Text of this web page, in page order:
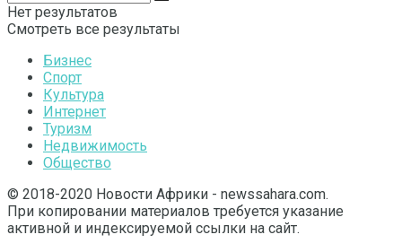
Нет результатов
Смотреть все результаты
Бизнес
Спорт
Культура
Интернет
Туризм
Недвижимость
Общество
© 2018-2020 Новости Африки - newssahara.com.
При копировании материалов требуется указание
активной и индексируемой ссылки на сайт.